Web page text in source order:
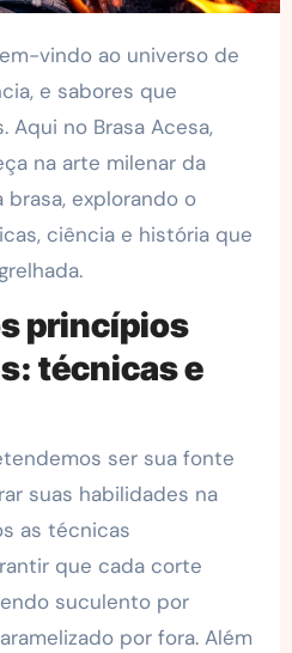
e sabores que
Aqui no Brasa Acesa,
na arte milenar da
brasa, explorando o
ciência e história que
princípios
técnicas e
ser sua fonte
suas habilidades na
as técnicas
que cada corte
suculento por
por fora. Além